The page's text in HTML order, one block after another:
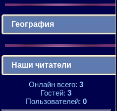
География
Наши читатели
Онлайн всего: 3
Гостей: 3
Пользователей: 0